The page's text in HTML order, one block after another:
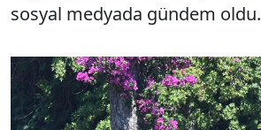
sosyal medyada gündem oldu.